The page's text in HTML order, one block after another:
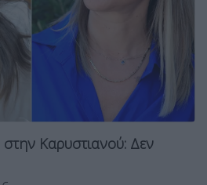
250 ευρώ σε ΑμεΑ και